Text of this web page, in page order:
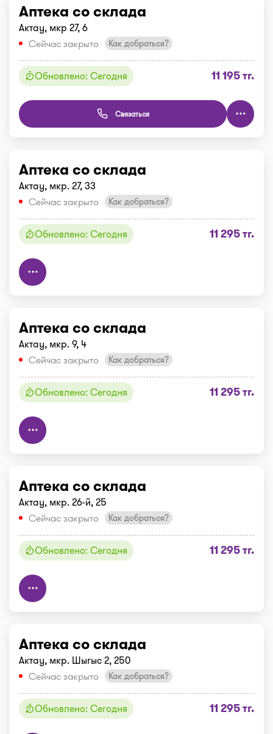
Аптека со склада
Актау, мкр 27, 6
Сейчас закрыто
Как добраться?
Обновлено: Сегодня 11 195 тг.
Связаться
Аптека со склада
Актау, мкр. 27, 33
Сейчас закрыто
Как добраться?
Обновлено: Сегодня 11 295 тг.
Аптека со склада
Актау, мкр. 9, 4
Сейчас закрыто
Как добраться?
Обновлено: Сегодня 11 295 тг.
Аптека со склада
Актау, мкр. 26-й, 25
Сейчас закрыто
Как добраться?
Обновлено: Сегодня 11 295 тг.
Аптека со склада
Актау, мкр. Шыгыс 2, 250
Сейчас закрыто
Как добраться?
Обновлено: Сегодня 11 295 тг.